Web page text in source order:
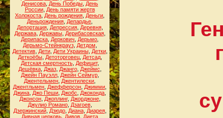
Денисова День Победы День
России, День памяти жертв
Холокоста День рождения Деньги
Деньрождения Депардье
Депортация, Депрессия, Деревня,
Держава, Державы, Дерибасовская,
Дерипаска Деркович Дерьмо
Дерьмо-Стейнкрауз, Детдом
Детектив, Дети, Дети Украины, Детки,
Деткоёбы, Детоторговец, Детсад,
Детская смертность, Дефицит,
Дешёвка, Джаз, Джанго, Джеймс
Джейн Пауэлл, Джейн Сеймур,
Джентельмен Джентилески
Джентльмен Джефферсон Джимми
Джина Джо Пеши Джобс Джоконда
Джонсон, Джоплинг, Джорджоне,
Джулио Романо, Дзагоев,
Дзержинский, Дзюдо, Диана, Диарея,
Дивная церковь Дивов Диета